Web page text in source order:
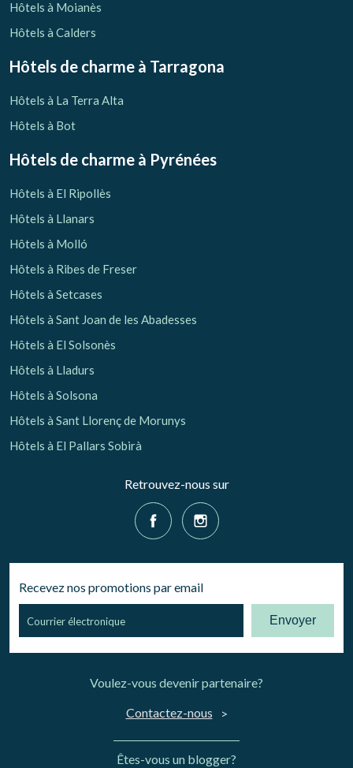
Hôtels à Moianès
Hôtels à Calders
Hôtels de charme à Tarragona
Hôtels à La Terra Alta
Hôtels à Bot
Hôtels de charme à Pyrénées
Hôtels à El Ripollès
Hôtels à Llanars
Hôtels à Molló
Hôtels à Ribes de Freser
Hôtels à Setcases
Hôtels à Sant Joan de les Abadesses
Hôtels à El Solsonès
Hôtels à Lladurs
Hôtels à Solsona
Hôtels à Sant Llorenç de Morunys
Hôtels à El Pallars Sobirà
Retrouvez-nous sur
Recevez nos promotions par email
Envoyer
Voulez-vous devenir partenaire?
Contactez-nous
Êtes-vous un blogger?